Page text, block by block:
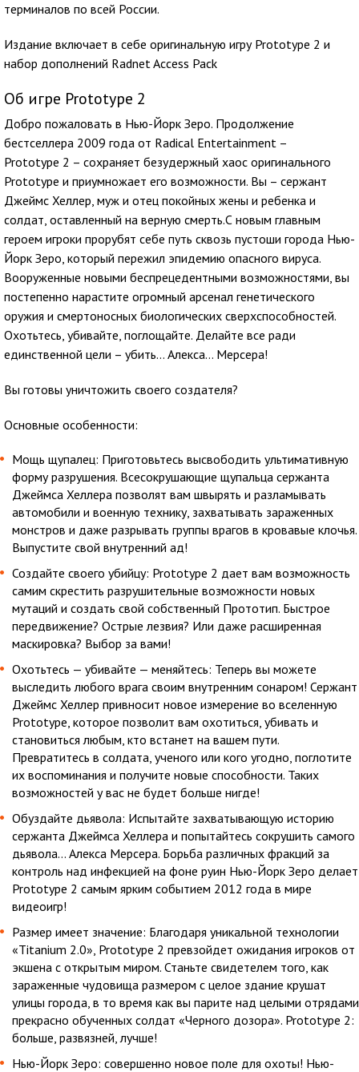
терминалов по всей России.
Издание включает в себе оригинальную игру Prototype 2 и
набор дополнений Radnet Access Pack
Об игре Prototype 2
Добро пожаловать в Нью-Йорк Зеро. Продолжение
бестселлера 2009 года от Radical Entertainment –
Prototype 2 – сохраняет безудержный хаос оригинального
Prototype и приумножает его возможности. Вы – сержант
Джеймс Хеллер, муж и отец покойных жены и ребенка и
солдат, оставленный на верную смерть.С новым главным
героем игроки прорубят себе путь сквозь пустоши города Нью-
Йорк Зеро, который пережил эпидемию опасного вируса.
Вооруженные новыми беспрецедентными возможностями, вы
постепенно нарастите огромный арсенал генетического
оружия и смертоносных биологических сверхспособностей.
Охотьтесь, убивайте, поглощайте. Делайте все ради
единственной цели – убить… Алекса… Мерсера!
Вы готовы уничтожить своего создателя?
Основные особенности:
Мощь щупалец: Приготовьтесь высвободить ультимативную
форму разрушения. Всесокрушающие щупальца сержанта
Джеймса Хеллера позволят вам швырять и разламывать
автомобили и военную технику, захватывать зараженных
монстров и даже разрывать группы врагов в кровавые клочья.
Выпустите свой внутренний ад!
Создайте своего убийцу: Prototype 2 дает вам возможность
самим скрестить разрушительные возможности новых
мутаций и создать свой собственный Прототип. Быстрое
передвижение? Острые лезвия? Или даже расширенная
маскировка? Выбор за вами!
Охотьтесь — убивайте — меняйтесь: Теперь вы можете
выследить любого врага своим внутренним сонаром! Сержант
Джеймс Хеллер привносит новое измерение во вселенную
Prototype, которое позволит вам охотиться, убивать и
становиться любым, кто встанет на вашем пути.
Превратитесь в солдата, ученого или кого угодно, поглотите
их воспоминания и получите новые способности. Таких
возможностей у вас не будет больше нигде!
Обуздайте дьявола: Испытайте захватывающую историю
сержанта Джеймса Хеллера и попытайтесь сокрушить самого
дьявола… Алекса Мерсера. Борьба различных фракций за
контроль над инфекцией на фоне руин Нью-Йорк Зеро делает
Prototype 2 самым ярким событием 2012 года в мире
видеоигр!
Размер имеет значение: Благодаря уникальной технологии
«Titanium 2.0», Prototype 2 превзойдет ожидания игроков от
экшена с открытым миром. Станьте свидетелем того, как
зараженные чудовища размером с целое здание крушат
улицы города, в то время как вы парите над целыми отрядами
прекрасно обученных солдат «Черного дозора». Prototype 2:
больше, развязней, лучше!
Нью-Йорк Зеро: совершенно новое поле для охоты! Нью-